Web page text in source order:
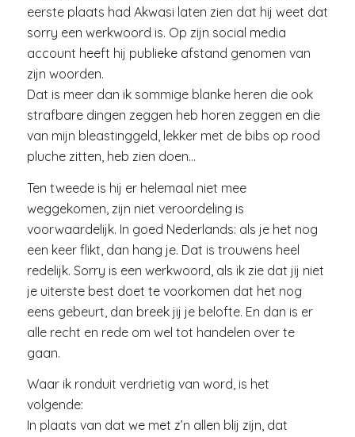
eerste plaats had Akwasi laten zien dat hij weet dat
sorry een werkwoord is. Op zijn social media
account heeft hij publieke afstand genomen van
zijn woorden.
Dat is meer dan ik sommige blanke heren die ook
strafbare dingen zeggen heb horen zeggen en die
van mijn bleastinggeld, lekker met de bibs op rood
pluche zitten, heb zien doen…
Ten tweede is hij er helemaal niet mee
weggekomen, zijn niet veroordeling is
voorwaardelijk. In goed Nederlands: als je het nog
een keer flikt, dan hang je. Dat is trouwens heel
redelijk. Sorry is een werkwoord, als ik zie dat jij niet
je uiterste best doet te voorkomen dat het nog
eens gebeurt, dan breek jij je belofte. En dan is er
alle recht en rede om wel tot handelen over te
gaan.
Waar ik ronduit verdrietig van word, is het
volgende:
In plaats van dat we met z’n allen blij zijn, dat